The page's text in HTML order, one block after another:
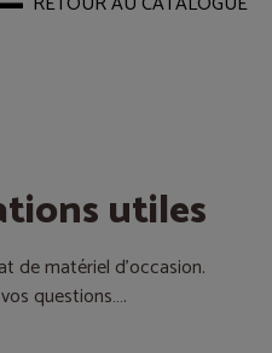
utiles
de matériel d’occasion.
questions….